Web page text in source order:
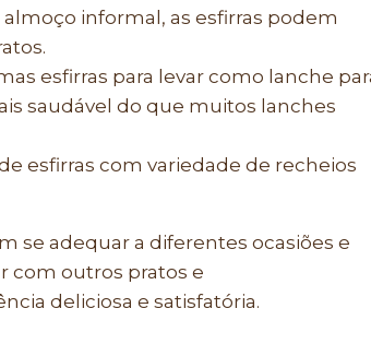
informal, as esfirras podem
esfirras para levar como lanche
saudável do que muitos lanches
esfirras com variedade de recheios
se adequar a diferentes ocasiões e
com outros pratos e
deliciosa e satisfatória.